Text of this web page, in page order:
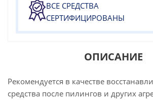
ВСЕ СРЕДСТВА
СЕРТИФИЦИРОВАНЫ
ОПИСАНИЕ
Рекомендуется в качестве
средства после пилингов и других